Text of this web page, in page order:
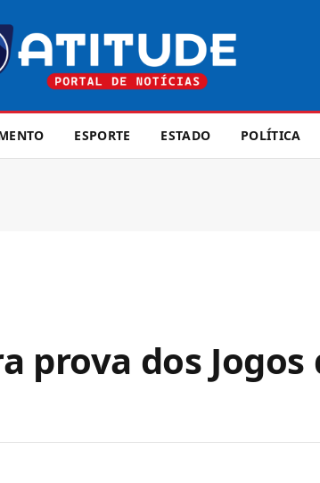
ESPORTE ESTADO POLÍTICA
prova dos Jogos